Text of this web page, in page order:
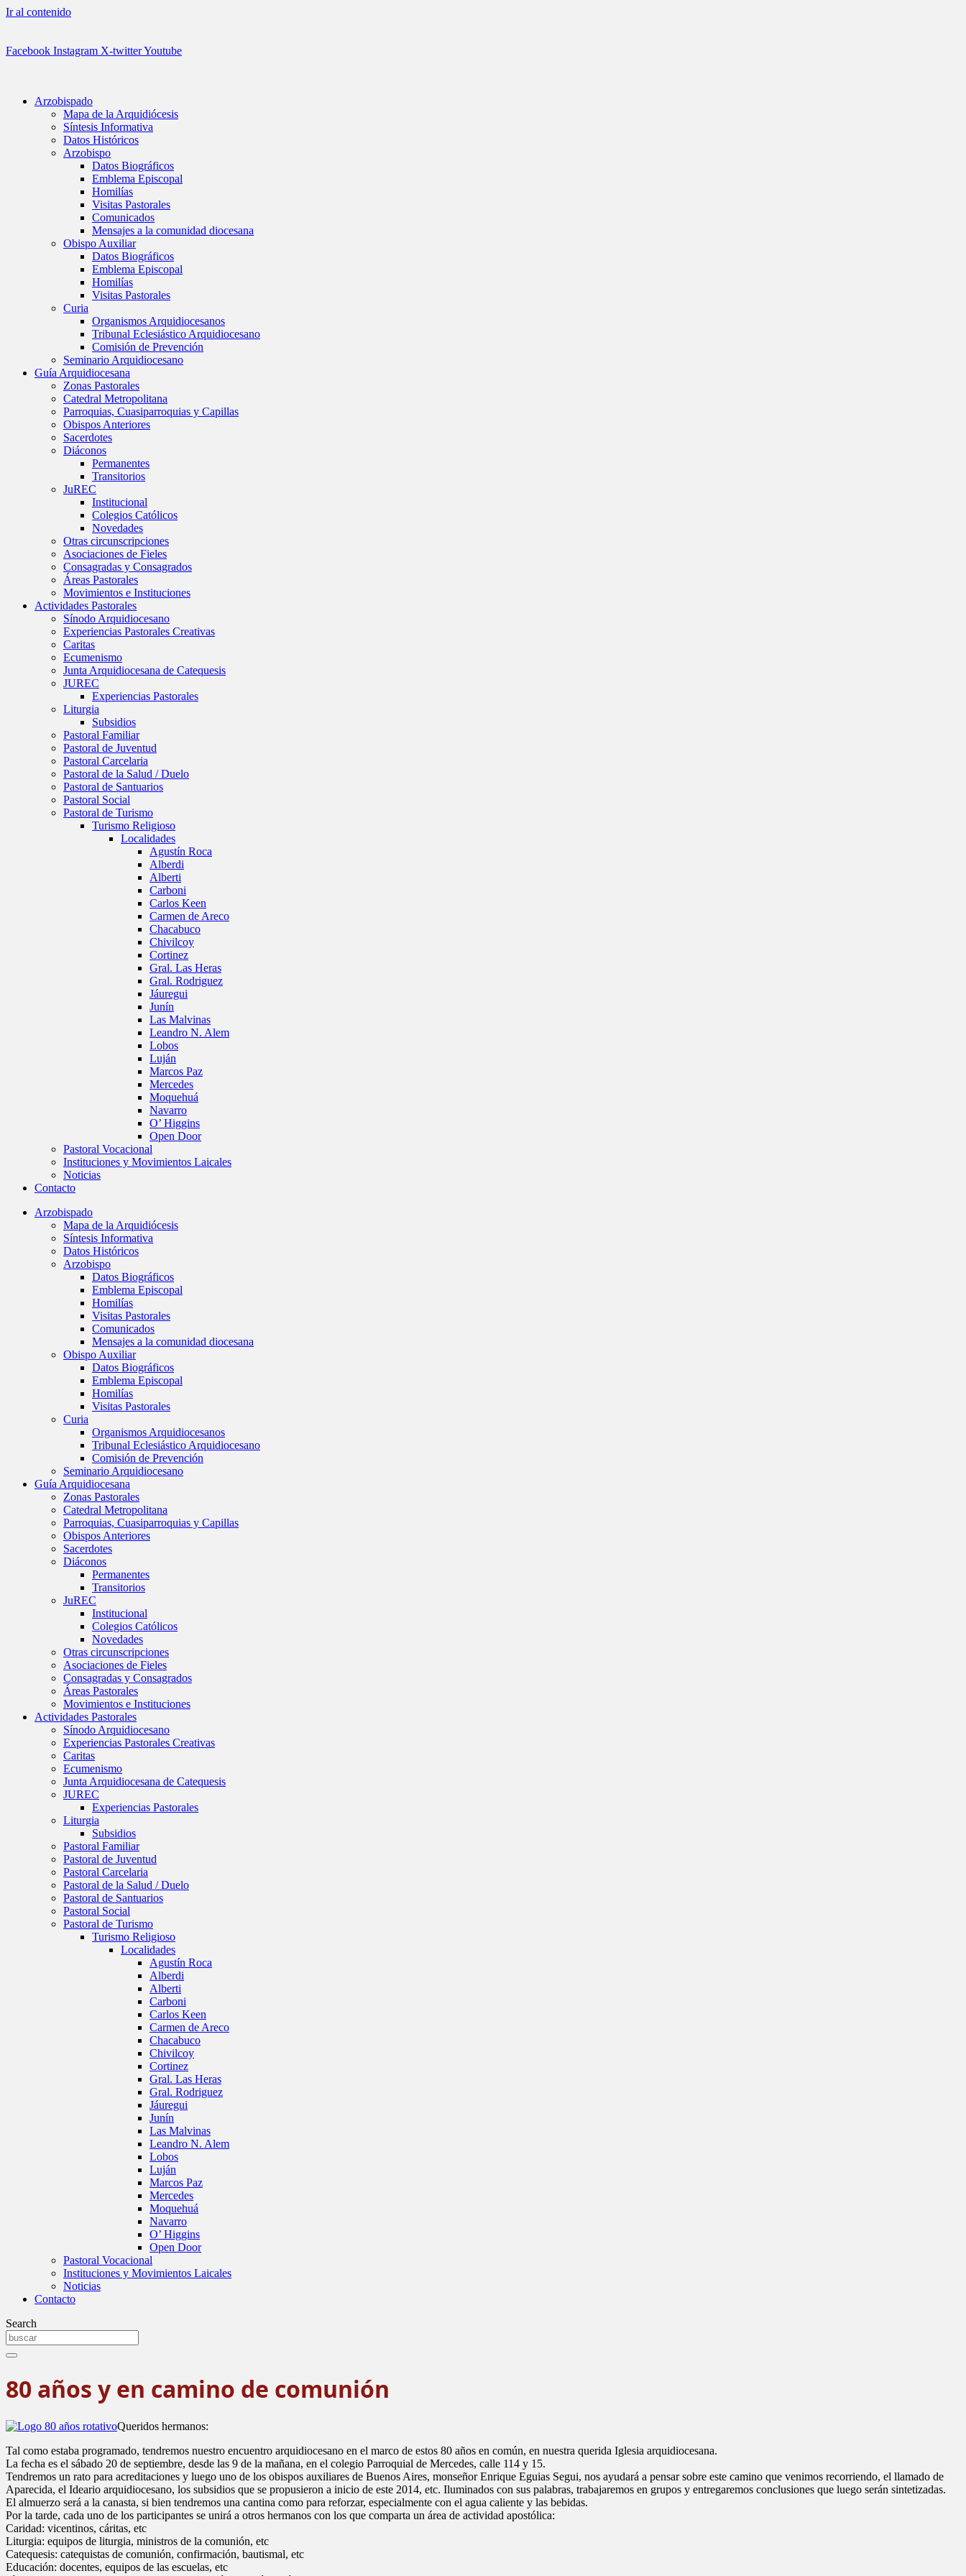
Ir al contenido
Facebook Instagram X-twitterYoutube
Arzobispado
Mapa de la Arquidiócesis
Síntesis Informativa
Datos Históricos
Arzobispo
Datos Biográficos
Emblema Episcopal
Homilías
Visitas Pastorales
Comunicados
Mensajes a la comunidad diocesana
Obispo Auxiliar
Datos Biográficos
Emblema Episcopal
Homilías
Visitas Pastorales
Curia
Organismos Arquidiocesanos
Tribunal Eclesiástico Arquidiocesano
Comisión de Prevención
Seminario Arquidiocesano
Guía Arquidiocesana
Zonas Pastorales
Catedral Metropolitana
Parroquias, Cuasiparroquias y Capillas
Obispos Anteriores
Sacerdotes
Diáconos
Permanentes
Transitorios
JuREC
Institucional
Colegios Católicos
Novedades
Otras circunscripciones
Asociaciones de Fieles
Consagradas y Consagrados
Áreas Pastorales
Movimientos e Instituciones
Actividades Pastorales
Sínodo Arquidiocesano
Experiencias Pastorales Creativas
Caritas
Ecumenismo
Junta Arquidiocesana de Catequesis
JUREC
Experiencias Pastorales
Liturgia
Subsidios
Pastoral Familiar
Pastoral de Juventud
Pastoral Carcelaria
Pastoral de la Salud / Duelo
Pastoral de Santuarios
Pastoral Social
Pastoral de Turismo
Turismo Religioso
Localidades
Agustín Roca
Alberdi
Alberti
Carboni
Carlos Keen
Carmen de Areco
Chacabuco
Chivilcoy
Cortinez
Gral. Las Heras
Gral. Rodriguez
Jáuregui
Junín
Las Malvinas
Leandro N. Alem
Lobos
Luján
Marcos Paz
Mercedes
Moquehuá
Navarro
O’ Higgins
Open Door
Pastoral Vocacional
Instituciones y Movimientos Laicales
Noticias
Contacto
Arzobispado
Mapa de la Arquidiócesis
Síntesis Informativa
Datos Históricos
Arzobispo
Datos Biográficos
Emblema Episcopal
Homilías
Visitas Pastorales
Comunicados
Mensajes a la comunidad diocesana
Obispo Auxiliar
Datos Biográficos
Emblema Episcopal
Homilías
Visitas Pastorales
Curia
Organismos Arquidiocesanos
Tribunal Eclesiástico Arquidiocesano
Comisión de Prevención
Seminario Arquidiocesano
Guía Arquidiocesana
Zonas Pastorales
Catedral Metropolitana
Parroquias, Cuasiparroquias y Capillas
Obispos Anteriores
Sacerdotes
Diáconos
Permanentes
Transitorios
JuREC
Institucional
Colegios Católicos
Novedades
Otras circunscripciones
Asociaciones de Fieles
Consagradas y Consagrados
Áreas Pastorales
Movimientos e Instituciones
Actividades Pastorales
Sínodo Arquidiocesano
Experiencias Pastorales Creativas
Caritas
Ecumenismo
Junta Arquidiocesana de Catequesis
JUREC
Experiencias Pastorales
Liturgia
Subsidios
Pastoral Familiar
Pastoral de Juventud
Pastoral Carcelaria
Pastoral de la Salud / Duelo
Pastoral de Santuarios
Pastoral Social
Pastoral de Turismo
Turismo Religioso
Localidades
Agustín Roca
Alberdi
Alberti
Carboni
Carlos Keen
Carmen de Areco
Chacabuco
Chivilcoy
Cortinez
Gral. Las Heras
Gral. Rodriguez
Jáuregui
Junín
Las Malvinas
Leandro N. Alem
Lobos
Luján
Marcos Paz
Mercedes
Moquehuá
Navarro
O’ Higgins
Open Door
Pastoral Vocacional
Instituciones y Movimientos Laicales
Noticias
Contacto
Search
80 años y en camino de comunión
Queridos hermanos:
Tal como estaba programado, tendremos nuestro encuentro arquidiocesano en el marco de estos 80 años en común, en nuestra querida Iglesia arquidiocesana.
La fecha es el sábado 20 de septiembre, desde las 9 de la mañana, en el colegio Parroquial de Mercedes, calle 114 y 15.
Tendremos un rato para acreditaciones y luego uno de los obispos auxiliares de Buenos Aires, monseñor Enrique Eguias Segui, nos ayudará a pensar sobre este camino que venimos recorriendo, el llamado de
Aparecida, el Ideario arquidiocesano, los subsidios que se propusieron a inicio de este 2014, etc. Iluminados con sus palabras, trabajaremos en grupos y entregaremos conclusiones que luego serán sintetizadas.
El almuerzo será a la canasta, si bien tendremos una cantina como para reforzar, especialmente con el agua caliente y las bebidas.
Por la tarde, cada uno de los participantes se unirá a otros hermanos con los que comparta un área de actividad apostólica:
Caridad: vicentinos, cáritas, etc
Liturgia: equipos de liturgia, ministros de la comunión, etc
Catequesis: catequistas de comunión, confirmación, bautismal, etc
Educación: docentes, equipos de las escuelas, etc